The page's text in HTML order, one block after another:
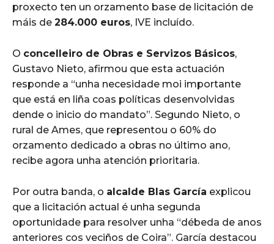
proxecto ten un orzamento base de licitación de
máis de 284.000 euros, IVE incluído.
O concelleiro de Obras e Servizos Básicos,
Gustavo Nieto, afirmou que esta actuación
responde a “unha necesidade moi importante
que está en liña coas políticas desenvolvidas
dende o inicio do mandato”. Segundo Nieto, o
rural de Ames, que representou o 60% do
orzamento dedicado a obras no último ano,
recibe agora unha atención prioritaria.
Por outra banda, o alcalde Blas García explicou
que a licitación actual é unha segunda
oportunidade para resolver unha “débeda de anos
anteriores cos veciños de Coira”. García destacou